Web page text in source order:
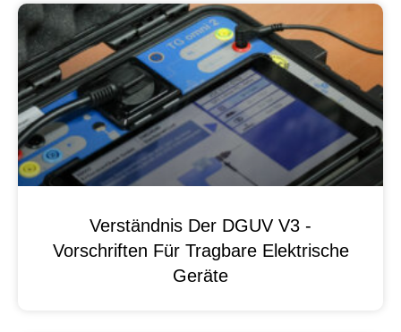
Verständnis Der DGUV V3 -
Vorschriften Für Tragbare Elektrische
Geräte